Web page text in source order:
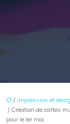
/ Impression et
/ Création de cartes
pour le 1er mai